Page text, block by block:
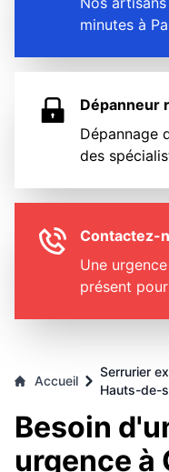
minutes à
Dépanneur
Dépannage
des
Contactez-
Une
présent
Accueil
Serrurier
Hauts-de-
Besoin
urgence à